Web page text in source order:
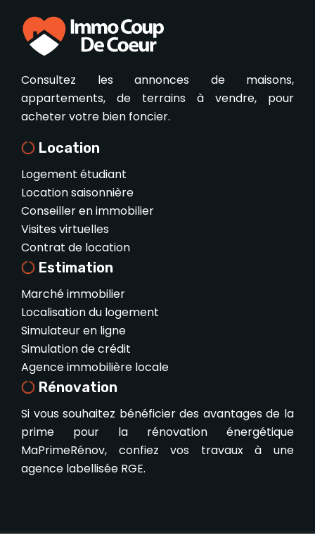
Consultez les annonces de maisons,
appartements, de terrains à vendre, pour
acheter votre bien foncier.
Location
Logement étudiant
Location saisonnière
Conseiller en immobilier
Visites virtuelles
Contrat de location
Estimation
Marché immobilier
Localisation du logement
Simulateur en ligne
Simulation de crédit
Agence immobilière locale
Rénovation
Si vous souhaitez bénéficier des avantages de la
prime pour la rénovation énergétique
MaPrimeRénov, confiez vos travaux à une
agence labellisée RGE.